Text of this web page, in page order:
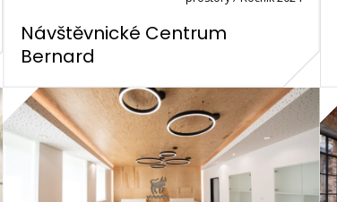
Návštěvnické Centrum
Bernard